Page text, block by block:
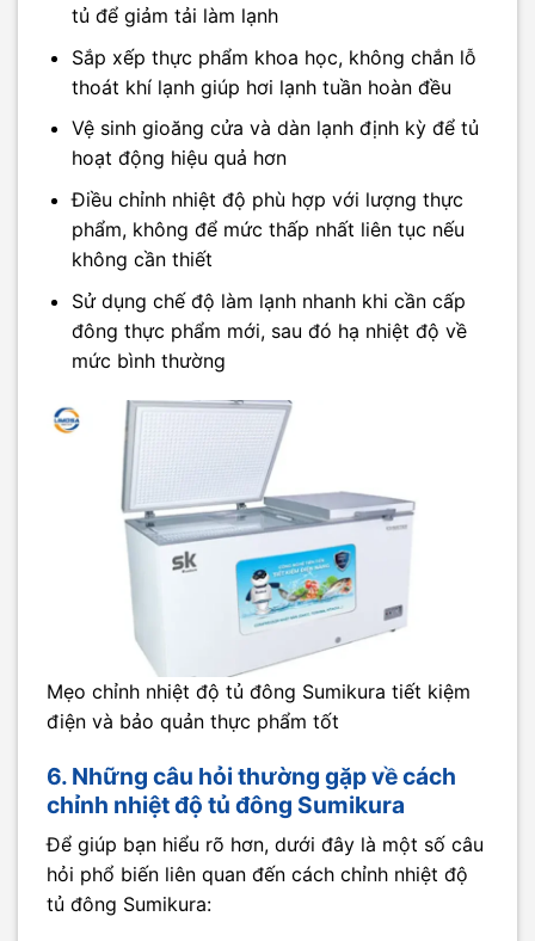
tủ để giảm tải làm lạnh
Sắp xếp thực phẩm khoa học, không chắn lỗ
thoát khí lạnh giúp hơi lạnh tuần hoàn đều
Vệ sinh gioăng cửa và dàn lạnh định kỳ để tủ
hoạt động hiệu quả hơn
Điều chỉnh nhiệt độ phù hợp với lượng thực
phẩm, không để mức thấp nhất liên tục nếu
không cần thiết
Sử dụng chế độ làm lạnh nhanh khi cần cấp
đông thực phẩm mới, sau đó hạ nhiệt độ về
mức bình thường
Mẹo chỉnh nhiệt độ tủ đông Sumikura tiết kiệm
điện và bảo quản thực phẩm tốt
6. Những câu hỏi thường gặp về cách
chỉnh nhiệt độ tủ đông Sumikura
Để giúp bạn hiểu rõ hơn, dưới đây là một số câu
hỏi phổ biến liên quan đến cách chỉnh nhiệt độ
tủ đông Sumikura: